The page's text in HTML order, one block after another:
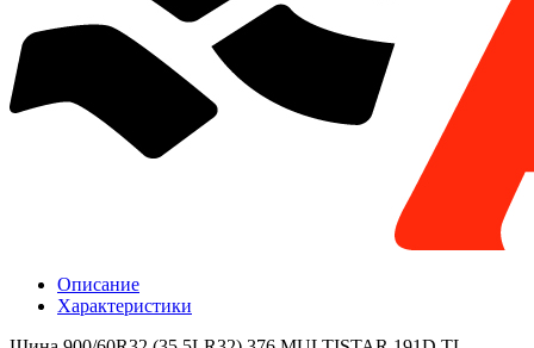
Описание
Характеристики